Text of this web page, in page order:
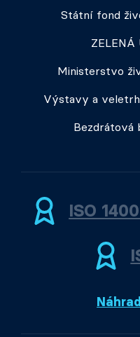
Státní fond
ZELENÁ
Ministerstvo
Výstavy a
Bezdrátová
ISO